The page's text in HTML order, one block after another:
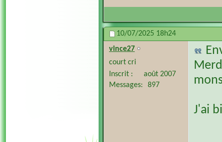
10/07/2025 18h24
vince27
court cri
Inscrit
août 2007
Messages
897
J'ai